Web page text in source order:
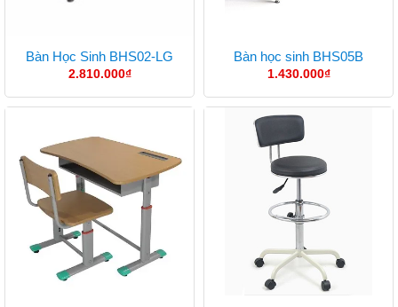
Bàn Học Sinh BHS02-LG
2.810.000₫
Bàn học sinh BHS05B
1.430.000₫